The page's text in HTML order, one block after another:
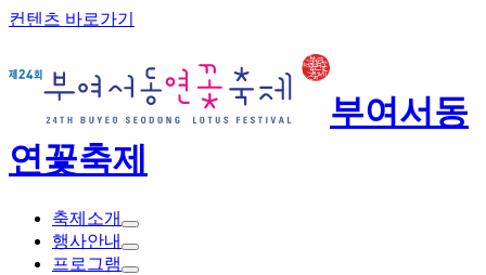
컨텐츠 바로가기
부여서동
연꽃축제
축제 소개
행사안내
프 로 그램